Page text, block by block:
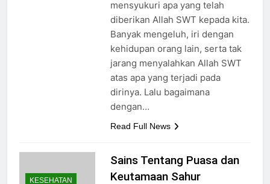
mensyukuri apa yang telah
diberikan Allah SWT kepada kita.
Banyak mengeluh, iri dengan
kehidupan orang lain, serta tak
jarang menyalahkan Allah SWT
atas apa yang terjadi pada
dirinya. Lalu bagaimana
dengan…
Read Full News
KESEHATAN
Sains Tentang Puasa dan
Keutamaan Sahur